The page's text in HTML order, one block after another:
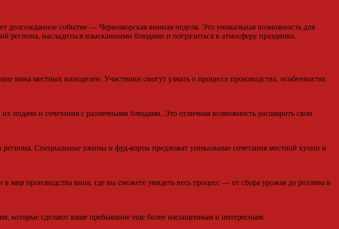
долгожданное событие — Черноморская винная неделя. Это уникальная возможность для
региона, насладиться изысканными блюдами и погрузиться в атмосферу праздника.
вина местных виноделен. Участники смогут узнать о процессе производства, особенностях
подачи и сочетания с различными блюдами. Это отличная возможность расширить свои
Специальные ужины и фуд-корты предложат уникальные сочетания местной кухни и
производства вина, где вы сможете увидеть весь процесс — от сбора урожая до розлива в
которые сделают ваше пребывание еще более насыщенным и интересным.